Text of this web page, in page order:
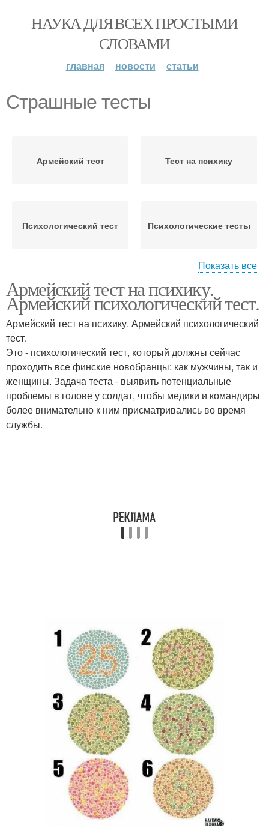
НАУКА ДЛЯ ВСЕХ ПРОСТЫМИ
СЛОВАМИ
главная новости статьи
Страшные тесты
Армейский тест Тест на психику
Психологический тест Психологические тесты
Тесты на психику Тесты для детей
Тест на психические
отклонения
Тест на проблемы
Тест на
Показать все
Армейский тест на психику.
Армейский психологический тест.
Армейский тест на психику. Армейский психологический
тест.
Это - психологический тест, который должны сейчас
проходить все финские новобранцы: как мужчины, так и
женщины. Задача теста - выявить потенциальные
проблемы в голове у солдат, чтобы медики и командиры
более внимательно к ним присматривались во время
службы.